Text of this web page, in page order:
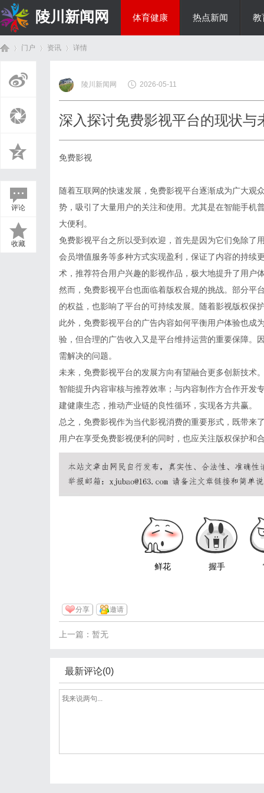
陵川新闻网 体育健康 热点新闻 教
门户 资讯
›
详情
评论
收藏
陵川新闻网 2026-05-11
深入探讨免费影视平台的现状与
免费影视
随着互联网的快速发展，免费影视平台逐渐成为广大观
势，吸引了大量用户的关注和使用。尤其是在智能手机
大便利。
免费影视平台之所以受到欢迎，首先是因为它们免除了
会员增值服务等多种方式实现盈利，保证了内容的持续
术，推荐符合用户兴趣的影视作品，极大地提升了用户
然而，免费影视平台也面临着版权合规的挑战。部分平
的权益，也影响了平台的可持续发展。随着影视版权保
此外，免费影视平台的广告内容如何平衡用户体验也成
验，但合理的广告收入又是平台维持运营的重要保障。
需解决的问题。
未来，免费影视平台的发展方向有望融合更多创新技术
智能提升内容审核与推荐效率；与内容制作方合作开发
建健康生态，推动产业链的良性循环，实现各方共赢。
总之，免费影视作为当代影视消费的重要形式，既带来
用户在享受免费影视便利的同时，也应关注版权保护和
鲜花 握手
分享 邀请
上一篇：暂无
最新评论(0)